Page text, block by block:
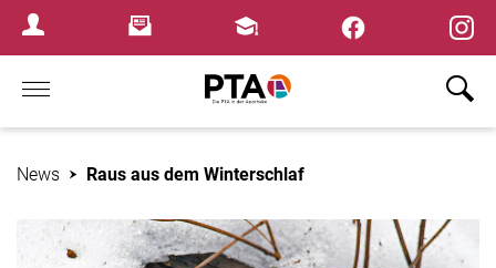
Login MenuNewsletterFortbildungen
Home
News Raus aus dem Winterschlaf
×